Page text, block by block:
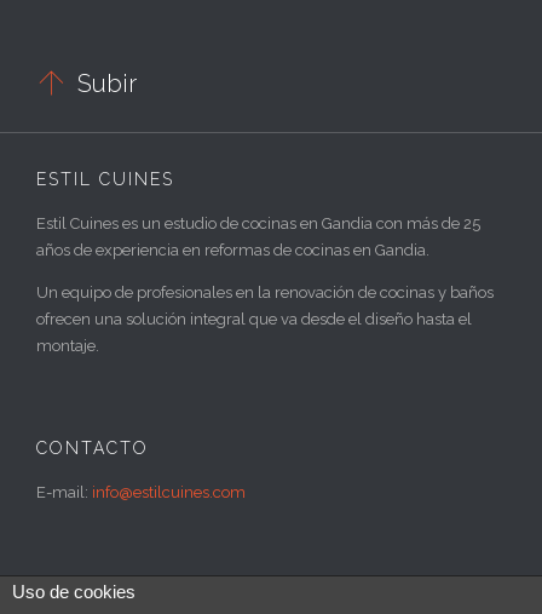
 Subir
ESTIL CUINES
Estil Cuines es un estudio de cocinas en Gandia con más de 25
años de experiencia en reformas de cocinas en Gandia.
Un equipo de profesionales en la renovación de cocinas y baños
ofrecen una solución integral que va desde el diseño hasta el
montaje.
CONTACTO
E-mail: info@estilcuines.com
Uso de cookies